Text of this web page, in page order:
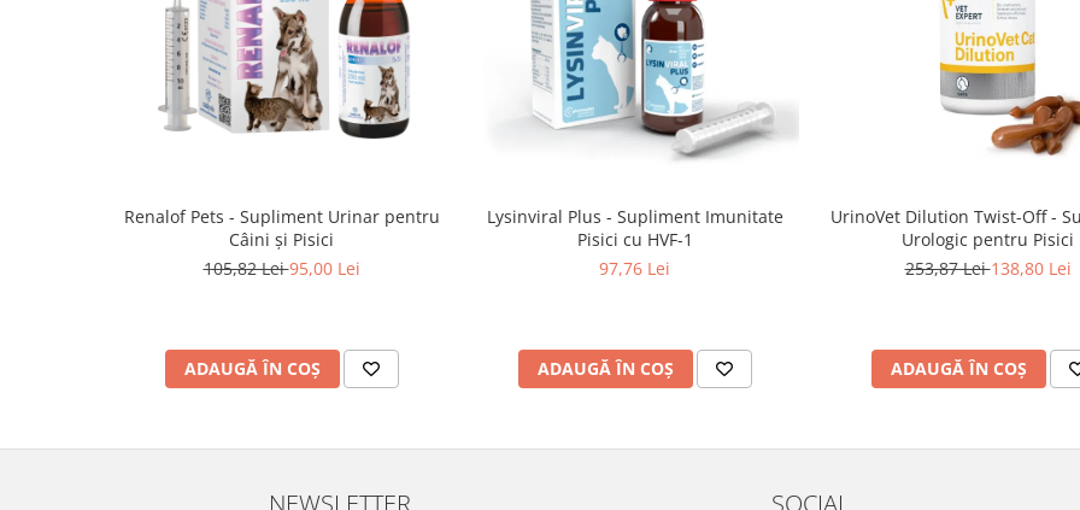
Renalof Pets - Supliment Urinar pentru
Câini și Pisici
105,82 Lei95,00 Lei
ADAUGĂ ÎN COȘ
Lysinviral Plus - Supliment Imunitate
Pisici cu HVF-1
97,76 Lei
ADAUGĂ ÎN COȘ
UrinoVet Dilution Twist-Off -
Urologic pentru Pisici
253,87 Lei138,80 Lei
ADAUGĂ ÎN COȘ
NEWSLETTER SOCIAL